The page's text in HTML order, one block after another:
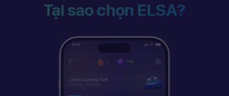
Tại sao chọn ELSA?